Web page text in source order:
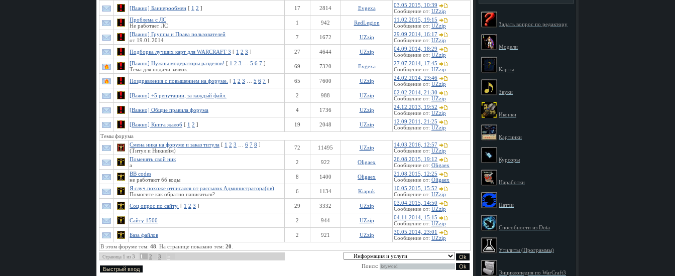
[Важно] Баннерообмен [ 1 2 ] 17 2814 Evgexa
03.05.2015, 10:39
Сообщение от: UZzip
Проблема с ЛС
Не работает ЛС
1 942 RedLegion
11.02.2015, 19:15
Сообщение от: UZzip
[Важно] Группы и Права пользователей
от 19.01.2014
7 1672 UZzip
29.09.2014, 16:17
Сообщение от: UZzip
Подборка лучших карт для WARCRAFT 3 [ 1 2 3 ] 27 4644 UZzip
04.09.2014, 18:29
Сообщение от: UZzip
[Важно] Нужны модераторы разделов! [ 1 2 3 … 5 6 7 ]
Тема для подачи заявок.
69 7320 Evgexa
27.07.2014, 17:45
Сообщение от: UZzip
Поздравления с повышением на форуме. [ 1 2 3 … 5 6 7 ] 65 7600 UZzip
24.02.2014, 23:46
Сообщение от: UZzip
[Важно] +5 репутации, за каждый файл.
2 988 UZzip
02.02.2014, 21:30
Сообщение от: UZzip
[Важно] Общие правила форума
4 1736 UZzip
24.12.2013, 19:52
Сообщение от: UZzip
[Важно] Книга жалоб [ 1 2 ] 19 2048 UZzip
12.09.2011, 21:25
Сообщение от: UZzip
Темы форума
Смена ника на форуме и заказ титула [ 1 2 3 … 6 7 8 ]
(Титул и Никнейм)
72 11495 UZzip
14.03.2016, 12:57
Сообщение от: UZzip
Поменять свой ник
а
2 922 Oligaex
26.08.2015, 19:12
Сообщение от: Oligaex
BB codes
не работают бб коды
8 1400 Oligaex
21.08.2015, 12:25
Сообщение от: Oligaex
Я случ.похоже отписался от рассылок Администратора(ов)
Помогите как обратно написаться?
6 1134 Kiapuk
10.05.2015, 15:52
Сообщение от: UZzip
Соц опрос по сайту. [ 1 2 3 ] 29 3332 UZzip
03.04.2015, 14:50
Сообщение от: UZzip
Сайту 1500
2 944 UZzip
04.11.2014, 15:15
Сообщение от: UZzip
База файлов
2 921 UZzip
30.05.2014, 23:01
Сообщение от: UZzip
В этом форуме тем: 48. На странице показано тем: 20.
Страница 1 из 3 1 2 3
»
Поиск:
Задать вопрос по редактору
Модели
Карты
Звуки
Иконки
Картинки
Курсоры
Наработки
Патчи
Способности из Dota
Утилиты (Программы)
Энциклопедия по WarCraft3